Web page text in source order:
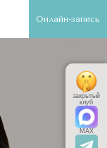
Онлайн-запись
закрытый
клуб
MAX